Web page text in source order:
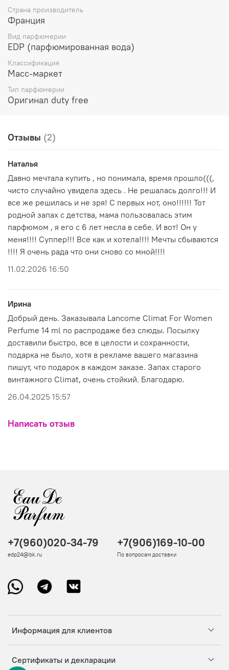
Страна производитель
Франция
Вид парфюмерии
EDP (парфюмированная вода)
Классификация
Масс-маркет
Тип парфюмерии
Оригинал duty free
Отзывы (2)
Наталья
Давно мечтала купить , но понимала, время прошло(((,
чисто случайно увидела здесь . Не решалась долго!!! И
все же решилась и не зря! С первых нот, оно!!!!!! Тот
родной запах с детства, мама пользовалась этим
парфюмом , я его с 6 лет несла в себе. И вот! Он у
меня!!!! Суппер!!! Все как и хотела!!!! Мечты сбываются
!!!! Я очень рада что они сново со мной!!!!
11.02.2026 16:50
Ирина
Добрый день. Заказывала Lancome Climat For Women
Perfume 14 ml по распродаже без слюды. Посылку
доставили быстро, все в целости и сохранности,
подарка не было, хотя в рекламе вашего магазина
пишут, что подарок в каждом заказе. Запах старого
винтажного Climat, очень стойкий. Благодарю.
26.04.2025 15:57
Написать отзыв
Информация для клиентов
Сертификаты и декларации
+7(960)020-34-79
edp24@bk.ru
+7(906)169-10-00
По вопросам доставки